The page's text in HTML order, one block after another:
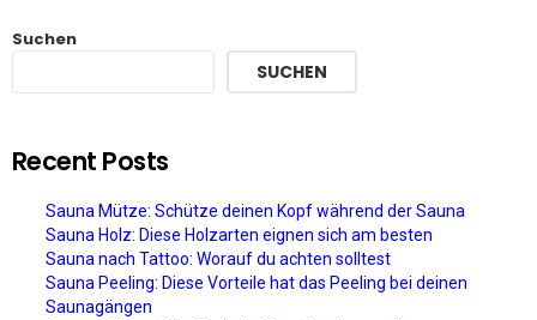
Suchen
SUCHEN
Recent Posts
Sauna Mütze: Schütze deinen Kopf während der Sauna
Sauna Holz: Diese Holzarten eignen sich am besten
Sauna nach Tattoo: Worauf du achten solltest
Sauna Peeling: Diese Vorteile hat das Peeling bei deinen
Saunagängen